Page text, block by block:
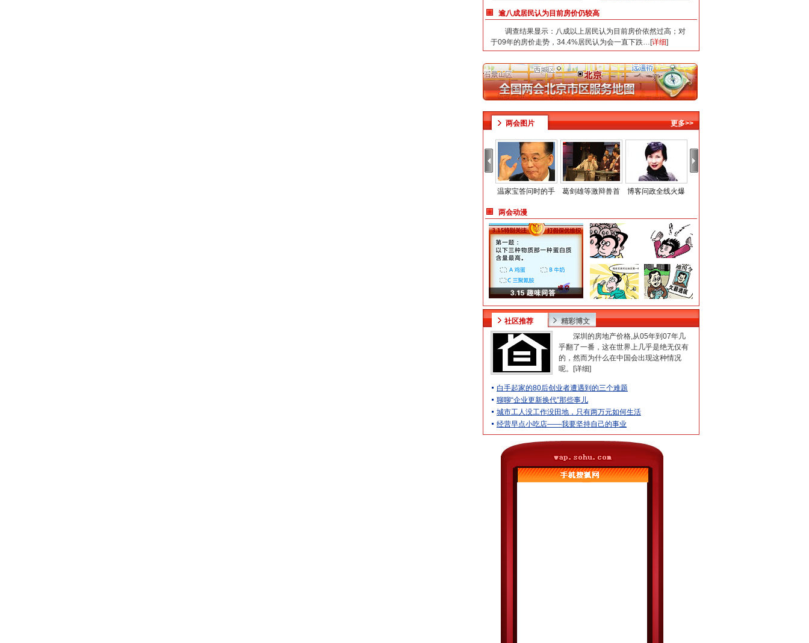
逾八成居民认为目前房价仍较高
调查结果显示：八成以上居民认为目前房价依然过高；对
于09年的房价走势，34.4%居民认为会一直下跌…[详细]
两会图片 更多>>
温家宝答问时的手 葛剑雄等激辩兽首 博客问政全线火爆
两会动漫
社区推荐
精彩博文
深圳的房地产价格,从05年到07年几
乎翻了一番，这在世界上几乎是绝无仅有
的，然而为什么在中国会出现这种情况
呢。[详细]
白手起家的80后创业者遭遇到的三个难题
聊聊“企业更新换代”那些事儿
城市工人没工作没田地，只有两万元如何生活
经营早点小吃店——我要坚持自己的事业